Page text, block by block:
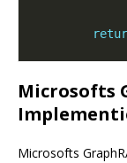
Microsofts
Microsofts